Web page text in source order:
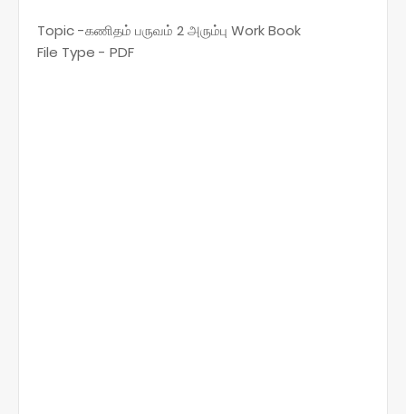
Topic -கணிதம் பருவம் 2 அரும்பு Work Book
File Type - PDF